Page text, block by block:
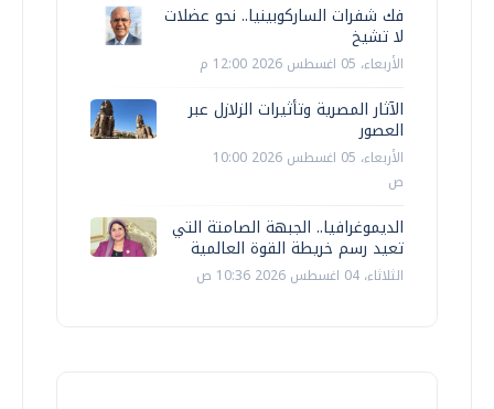
فك شفرات الساركوبينيا.. نحو عضلات
لا تشيخ
الأربعاء، 05 اغسطس 2026 12:00 م
الآثار المصرية وتأثيرات الزلازل عبر
العصور
الأربعاء، 05 اغسطس 2026 10:00
ص
الديموغرافيا.. الجبهة الصامتة التي
تعيد رسم خريطة القوة العالمية
الثلاثاء، 04 اغسطس 2026 10:36 ص